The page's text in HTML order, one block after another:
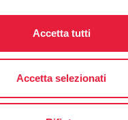
Accetta tutti
Accetta selezionati
In collaborazione con